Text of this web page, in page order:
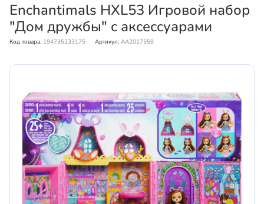
Enchantimals HXL53 Игровой набор
"Дом дружбы" с аксессуарами
Код товара: 194735233175 Артикул: AA2017559